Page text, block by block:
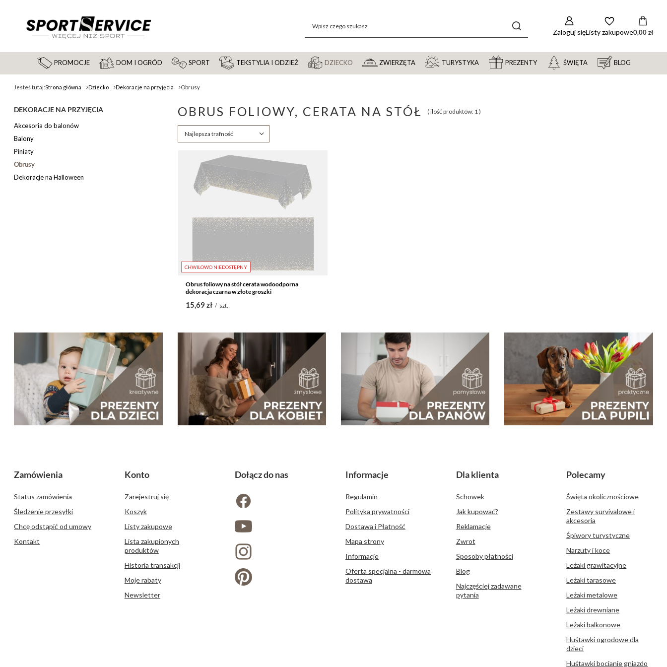
Zaloguj sięListy zakupowe0,00 zł
PROMOCJE DOM I OGRÓD SPORT TEKSTYLIA I ODZIEŻ DZIECKO ZWIERZĘTA TURYSTYKA PREZENTY ŚWIĘTA BLOG
Jesteś tutaj:Strona główna Dziecko Dekoracje na przyjęcia Obrusy
DEKORACJE NA PRZYJĘCIA
Akcesoria do balonów
Balony
Piniaty
Obrusy
Dekoracje na Halloween
OBRUS FOLIOWY, CERATA NA STÓŁ ( ilość produktów: 1)
Zmień sortowanie
Najlepsza trafność
CHWILOWO NIEDOSTĘPNY
Obrus foliowy na stół cerata wodoodporna
dekoracja czarna w złote groszki
15,69 zł / szt.
Zamówienia
Status zamówienia
Śledzenie przesyłki
Chcę odstąpić od umowy
Kontakt
Konto
Zarejestruj się
Koszyk
Listy zakupowe
Lista zakupionych
produktów
Historia transakcji
Moje rabaty
Newsletter
Dołącz do nas Informacje
Regulamin
Polityka prywatności
Dostawa i Płatność
Mapa strony
Informacje
Oferta specjalna - darmowa
dostawa
Dla klienta
Schowek
Jak kupować?
Reklamacje
Zwrot
Sposoby płatności
Blog
Najczęściej zadawane
pytania
Polecamy
Święta okolicznościowe
Zestawy survivalowe i
akcesoria
Śpiwory turystyczne
Narzuty i koce
Leżaki grawitacyjne
Leżaki tarasowe
Leżaki metalowe
Leżaki drewniane
Leżaki balkonowe
Huśtawki ogrodowe dla
dzieci
Huśtawki bocianie gniazdo